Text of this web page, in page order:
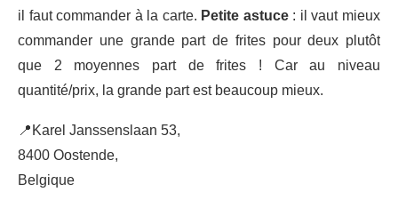
il faut commander à la carte. Petite astuce: il vaut mieux
commander une grande part de frites pour deux plutôt
que 2 moyennes part de frites ! Car au niveau
quantité/prix, la grande part est beaucoup mieux.
📍Karel Janssenslaan 53,
8400 Oostende,
Belgique